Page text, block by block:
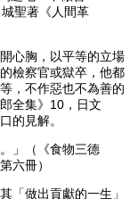
聖著《人間革
心胸，以平等的立場
檢察官或獄卒，他都
，不作惡也不為善的
全集》10，日文
的見解。
」（《食物三德
六冊）
做出貢獻的一生」